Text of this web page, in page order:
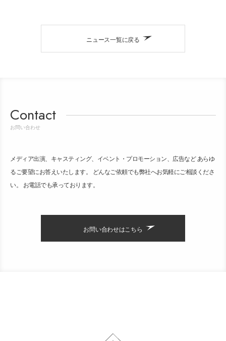
ニュース一覧に戻る
Contact
お問い合わせ
メディア出演、キャスティング、イベント・プロモーション、広告など あらゆ
るご要望にお答えいたします。 どんなご依頼でも弊社へお気軽にご相談くださ
い。 お電話でも承っております。
お問い合わせはこちら